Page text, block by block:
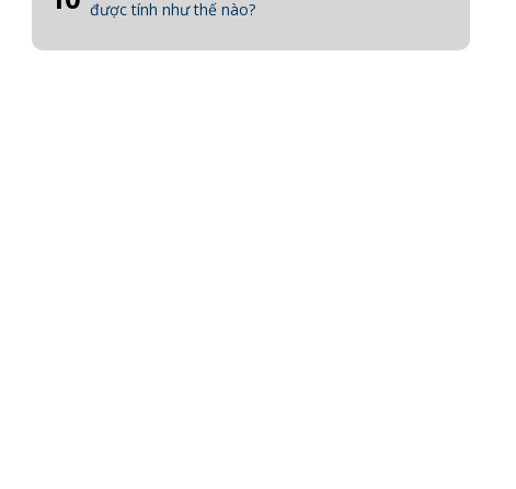
được tính như thế nào?